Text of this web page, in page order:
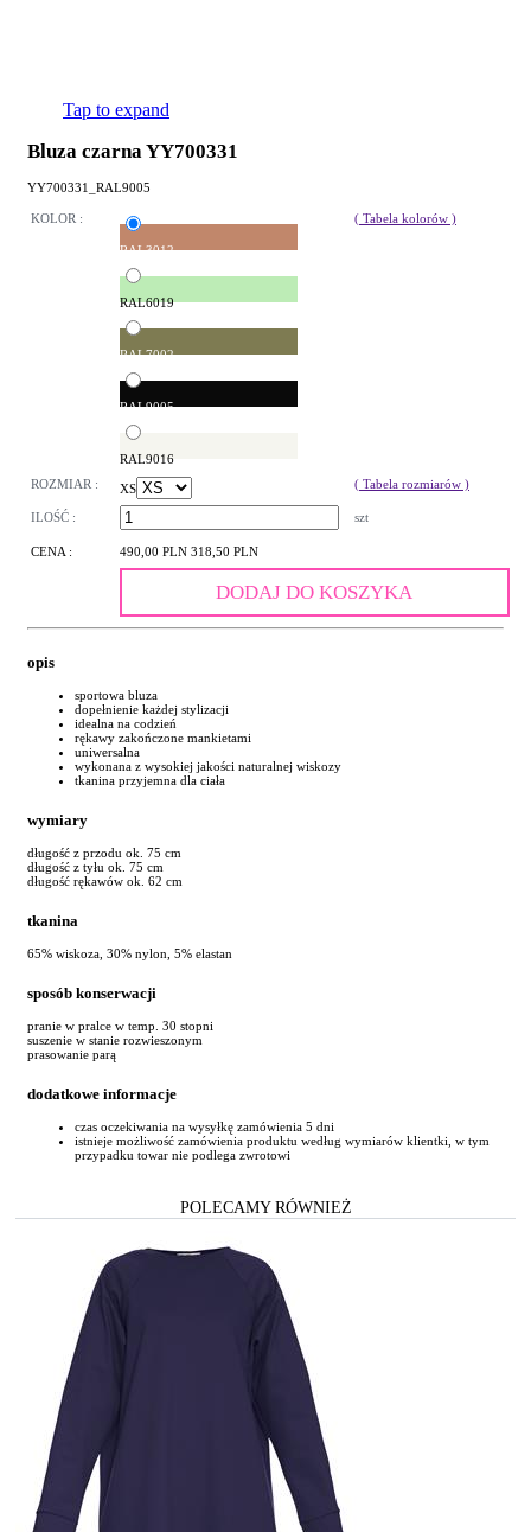
Tap to expand
Bluza czarna YY700331
YY700331_RAL9005
KOLOR :
RAL3012
RAL6019
RAL7002
RAL9005
RAL9016
( Tabela kolorów )
ROZMIAR : XS ( Tabela rozmiarów )
ILOŚĆ : szt
CENA : 490,00 PLN 318,50 PLN
DODAJ DO KOSZYKA
opis
sportowa bluza
dopełnienie każdej stylizacji
idealna na codzień
rękawy zakończone mankietami
uniwersalna
wykonana z wysokiej jakości naturalnej wiskozy
tkanina przyjemna dla ciała
wymiary
długość z przodu ok. 75 cm
długość z tyłu ok. 75 cm
długość rękawów ok. 62 cm
tkanina
65% wiskoza, 30% nylon, 5% elastan
sposób konserwacji
pranie w pralce w temp. 30 stopni
suszenie w stanie rozwieszonym
prasowanie parą
dodatkowe informacje
czas oczekiwania na wysyłkę zamówienia 5 dni
istnieje możliwość zamówienia produktu według wymiarów klientki, w tym
przypadku towar nie podlega zwrotowi
POLECAMY RÓWNIEŻ